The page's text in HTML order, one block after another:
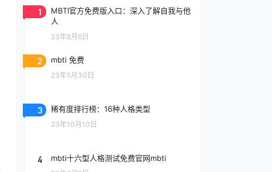
1
MBTI官方免费版入口：深入了解自我与他
人
23年8月6日
2 mbti 免费
23年5月30日
3 稀有度排行榜：16种人格类型
23年10月10日
4 mbti十六型人格测试免费官网mbti